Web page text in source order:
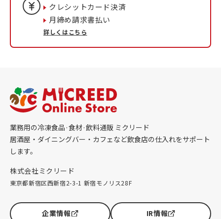
クレシットカード決済
月締め請求書払い
詳しくはこちら
業務用の冷凍食品·食材·飲料通販 ミクリード
居酒屋・ダイニングバー・カフェなど飲食店の仕入れをサポート
します。
株式会社ミクリード
東京都新宿区西新宿2-3-1 新宿モノリス28F
企業情報 IR情報